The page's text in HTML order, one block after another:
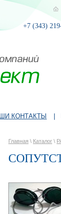
+7 (343)
КОНТАКТЫ
Главная \ Каталог \